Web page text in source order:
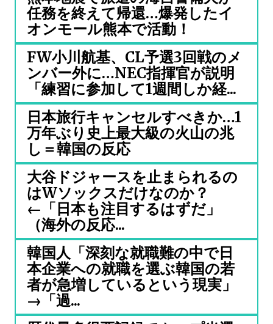
任務を終えて帰還…爆発したイ
オンモール熊本で活動！
FW小川航基、CL予選3回戦のメ
ンバー外に…NEC指揮官が説明
「練習に参加して1週間しか経...
日本旅行キャンセルすべきか…1
万年ぶり史上最大級の火山の兆
し＝韓国の反応
大谷ドジャースを止まられるの
はWソックスだけなのか？
←「日本も注目するはずだ」
（海外の反応...
韓国人「深刻な就職難の中で日
本企業への就職を選ぶ韓国の若
者が急増しているという現実」
→「過...